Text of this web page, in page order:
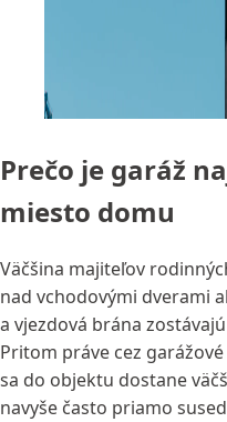
Prečo je garáž
miesto domu
Väčšina majiteľov
nad vchodovými dverami
a vjezdová brána
Pritom práve cez
sa do objektu dostane
navyše často priamo